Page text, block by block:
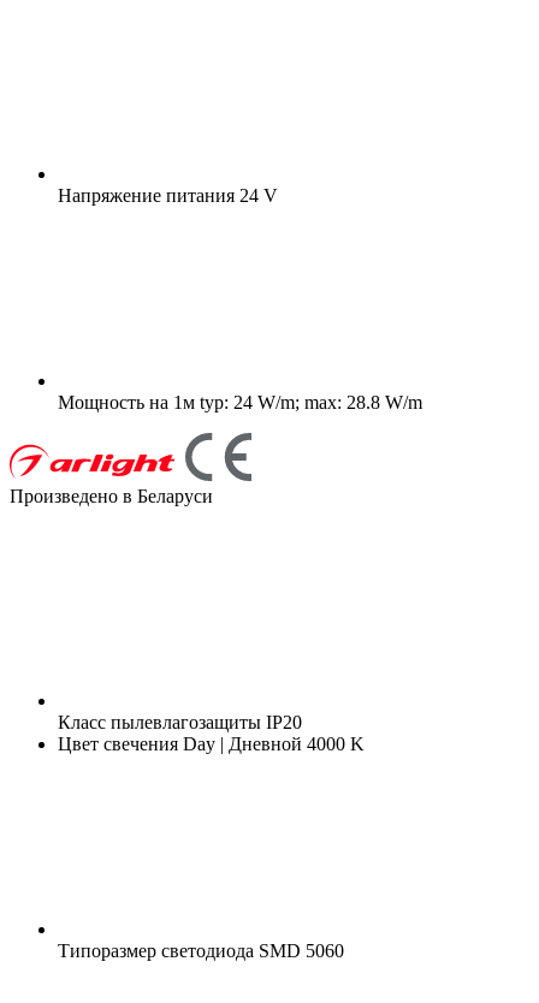
Напряжение питания 24 V
Мощность на 1м typ: 24 W/m; max: 28.8 W/m
Произведено в Беларуси
Класс пылевлагозащиты IP20
Цвет свечения Day | Дневной 4000 K
Типоразмер светодиода SMD 5060